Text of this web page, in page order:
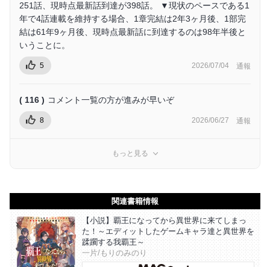
251話、現時点最新話到達が398話。 ▼現状のペースである1
年で4話連載を維持する場合、1章完結は2年3ヶ月後、1部完
結は61年9ヶ月後、現時点最新話に到達するのは98年半後と
いうことに。
5 2026/07/04 通報
( 116 ) コメント一覧の方が進みが早いぞ
8 2026/06/27 通報
もっと見る
関連書籍情報
【小説】覇王になってから異世界に来てしまっ
た！～エディットしたゲームキャラ達と異世界を
蹂躙する我覇王～
一片/もりのみのり